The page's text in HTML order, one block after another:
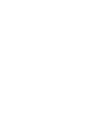
minőségét, és